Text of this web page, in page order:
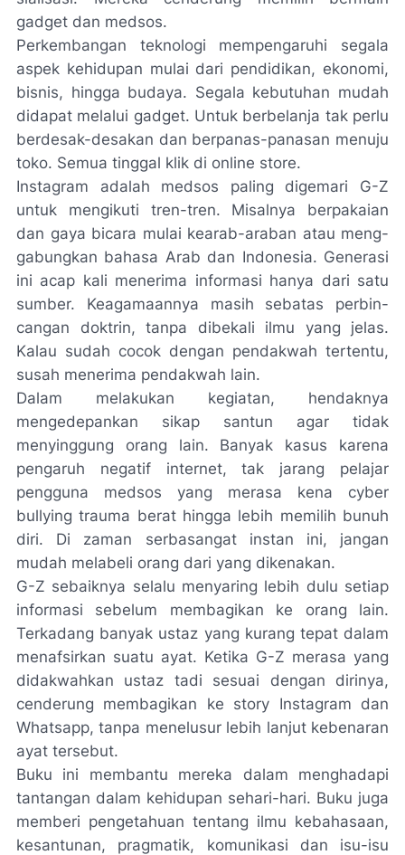
gadget dan medsos.
Perkembangan teknologi mempe­ngaruhi segala
aspek kehidupan mulai dari pendidikan, ekonomi,
bisnis, hingga budaya. Segala kebutuhan mudah
didapat melalui gadget. Untuk berbelanja tak perlu
berdesak-desakan dan berpanas-panasan menuju
toko. Semua tinggal klik di online store.
Instagram adalah medsos paling di­gemari G-Z
untuk mengikuti tren-tren. Misalnya berpakaian
dan gaya bicara mulai kearab-araban atau meng­
gabungkan bahasa Arab dan Indone­sia. Generasi
ini acap kali menerima informasi hanya dari satu
sumber. Keagamaannya masih sebatas perbin­
cangan doktrin, tanpa dibekali ilmu yang jelas.
Kalau sudah cocok dengan pendakwah tertentu,
susah menerima pendakwah lain.
Dalam melakukan kegiatan, hendaknya
mengedepankan sikap santun agar tidak
menyinggung orang lain. Banyak kasus karena
pengaruh negatif internet, tak jarang pelajar
pengguna medsos yang merasa kena cyber
bullyingtrauma berat hingga lebih memilih bunuh
diri. Di zaman serbasangat instan ini, jangan
mudah melabeli orang dari yang dikenakan.
G-Z sebaiknya selalu menyaring lebih dulu setiap
informasi sebelum membagikan ke orang lain.
Terka­dang banyak ustaz yang kurang tepat dalam
menafsirkan suatu ayat. Ketika G-Z merasa yang
didakwahkan ustaz tadi sesuai dengan dirinya,
cenderung membagikan ke story Instagram dan
Whatsapp,tanpa menelusur lebih lan­jut kebenaran
ayat tersebut.
Buku ini membantu mereka da­lam menghadapi
tantangan dalam kehidupan sehari-hari. Buku juga
memberi pengetahuan tentang ilmu kebahasaan,
kesantunan, pragmatik, komunikasi dan isu-isu